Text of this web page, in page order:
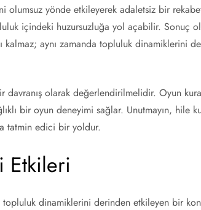
olumsuz yönde etkileyerek adaletsiz bir
içindeki huzursuzluğa yol açabilir. Sonuç
kalmaz; aynı zamanda topluluk dinamiklerini
davranış olarak değerlendirilmelidir. Oyun
bir oyun deneyimi sağlar. Unutmayın, hile
tatmin edici bir yoldur.
Etkileri
topluluk dinamiklerini derinden etkileyen bir